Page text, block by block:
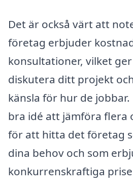
Det är också värt att
företag erbjuder
konsultationer, vilket
diskutera ditt projekt
känsla för hur de
bra idé att jämföra flera
för att hitta det företag
dina behov och som
konkurrenskraftiga